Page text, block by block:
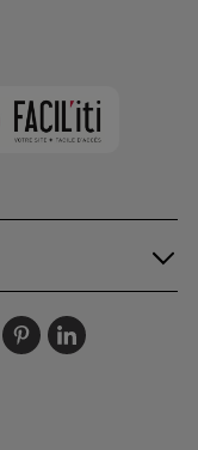
sursur
nousnous
Suivez-